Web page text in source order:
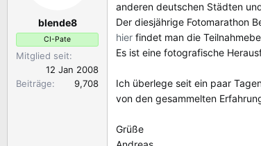
a
o
r
t
e
blende8
CI-Pate
Mitglied seit
12 Jan 2008
Beiträge
9,708
anderen deutschen Städten
Der diesjährige Fotomarathon
hier findet man die
Es ist eine fotografische
Ich überlege seit ein paar
von den gesammelten
Grüße